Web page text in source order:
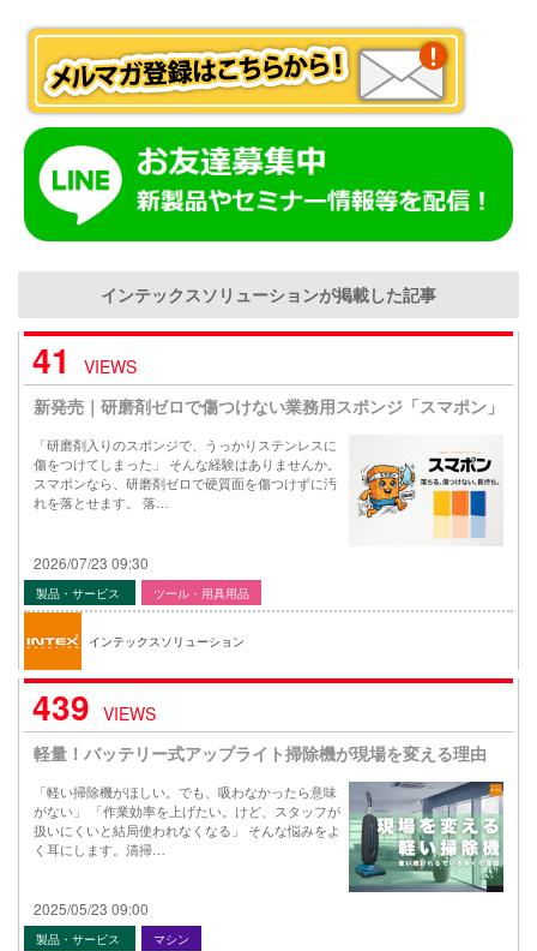
インテックスソリューションが掲載した記事
41
VIEWS
新発売｜研磨剤ゼロで傷つけない業務用スポンジ「スマポン」
「研磨剤入りのスポンジで、うっかりステンレスに
傷をつけてしまった」 そんな経験はありませんか。
スマポンなら、研磨剤ゼロで硬質面を傷つけずに汚
れを落とせます。 落…
2026/07/23 09:30
製品・サービス ツール・用具用品
インテックスソリューション
439 VIEWS
軽量！バッテリー式アップライト掃除機が現場を変える理由
「軽い掃除機がほしい。でも、吸わなかったら意味
がない」 「作業効率を上げたい。けど、スタッフが
扱いにくいと結局使われなくなる」 そんな悩みをよ
く耳にします。清掃…
2025/05/23 09:00
製品・サービス マシン